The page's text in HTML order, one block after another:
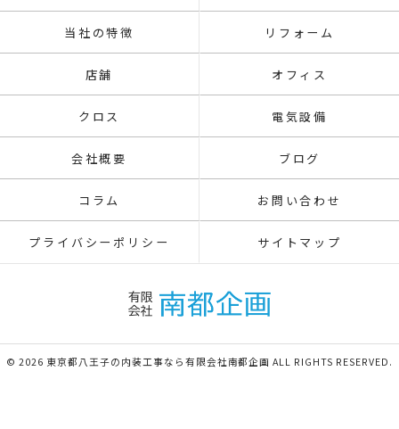
当社の特徴 リフォーム
店舗 オフィス
クロス 電気設備
会社概要 ブログ
コラム お問い合わせ
プライバシーポリシー サイトマップ
© 2026 東京都八王子の内装工事なら有限会社南都企画 ALL RIGHTS RESERVED.